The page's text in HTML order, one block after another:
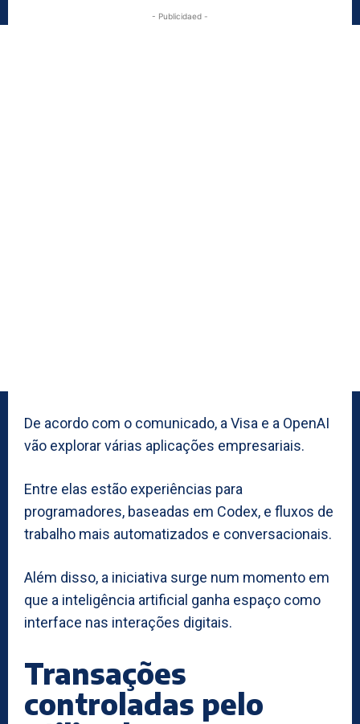
- Publicidaed -
De acordo com o comunicado, a Visa e a OpenAI
vão explorar várias aplicações empresariais.
Entre elas estão experiências para
programadores, baseadas em Codex, e fluxos de
trabalho mais automatizados e conversacionais.
Além disso, a iniciativa surge num momento em
que a inteligência artificial ganha espaço como
interface nas interações digitais.
Transações
controladas pelo